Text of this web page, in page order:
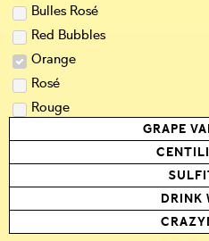
Bulles Rosé
Red Bubbles
Orange
Rosé
Rouge
GRAPE
DRINK